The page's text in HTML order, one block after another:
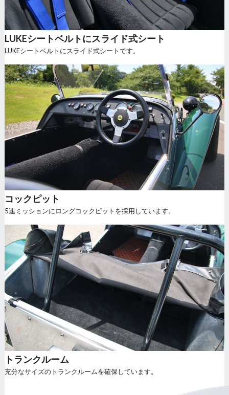
LUKEシートベルトにスライド式シート
コックピット
5速ミッションにロングコックピットを採用しています。
トランクルーム
充分なサイズのトランクルームを確保しています。